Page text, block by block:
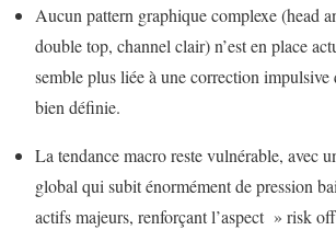
Aucun pattern graphique complexe (head
double top, channel clair) n’est en place
semble plus liée à une correction impulsive
bien définie.
La tendance macro reste vulnérable, avec
global qui subit énormément de pression
actifs majeurs, renforçant l’aspect » risk